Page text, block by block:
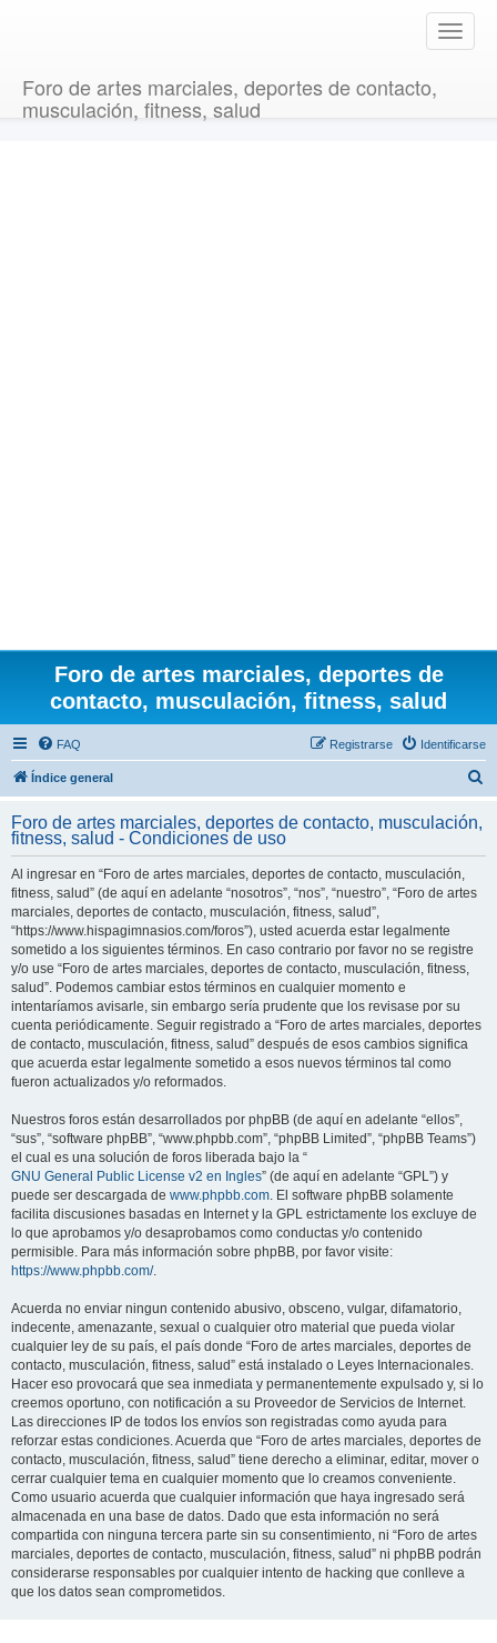
T
o
Foro de artes marciales, deportes de contacto,
musculación, fitness, salud
Foro de artes marciales, deportes de
contacto, musculación, fitness, salud
FAQ Identificarse
Registrarse
Índice general
c
Foro de artes marciales, deportes de contacto, musculación,
fitness, salud - Condiciones de uso
Al ingresar en “Foro de artes marciales, deportes de contacto, musculación,
fitness, salud” (de aquí en adelante “nosotros”, “nos”, “nuestro”, “Foro de artes
marciales, deportes de contacto, musculación, fitness, salud”,
“https://www.hispagimnasios.com/foros”), usted acuerda estar legalmente
sometido a los siguientes términos. En caso contrario por favor no se registre
y/o use “Foro de artes marciales, deportes de contacto, musculación, fitness,
salud”. Podemos cambiar estos términos en cualquier momento e
intentaríamos avisarle, sin embargo sería prudente que los revisase por su
cuenta periódicamente. Seguir registrado a “Foro de artes marciales, deportes
de contacto, musculación, fitness, salud” después de esos cambios significa
que acuerda estar legalmente sometido a esos nuevos términos tal como
fueron actualizados y/o reformados.
Nuestros foros están desarrollados por phpBB (de aquí en adelante “ellos”,
“sus”, “software phpBB”, “www.phpbb.com”, “phpBB Limited”, “phpBB Teams”)
el cual es una solución de foros liberada bajo la “
GNU General Public License v2 en Ingles” (de aquí en adelante “GPL”) y
puede ser descargada de www.phpbb.com. El software phpBB solamente
facilita discusiones basadas en Internet y la GPL estrictamente los excluye de
lo que aprobamos y/o desaprobamos como conductas y/o contenido
permisible. Para más información sobre phpBB, por favor visite:
https://www.phpbb.com/.
Acuerda no enviar ningun contenido abusivo, obsceno, vulgar, difamatorio,
indecente, amenazante, sexual o cualquier otro material que pueda violar
cualquier ley de su país, el país donde “Foro de artes marciales, deportes de
contacto, musculación, fitness, salud” está instalado o Leyes Internacionales.
Hacer eso provocará que sea inmediata y permanentemente expulsado y, si lo
creemos oportuno, con notificación a su Proveedor de Servicios de Internet.
Las direcciones IP de todos los envíos son registradas como ayuda para
reforzar estas condiciones. Acuerda que “Foro de artes marciales, deportes de
contacto, musculación, fitness, salud” tiene derecho a eliminar, editar, mover o
cerrar cualquier tema en cualquier momento que lo creamos conveniente.
Como usuario acuerda que cualquier información que haya ingresado será
almacenada en una base de datos. Dado que esta información no será
compartida con ninguna tercera parte sin su consentimiento, ni “Foro de artes
marciales, deportes de contacto, musculación, fitness, salud” ni phpBB podrán
considerarse responsables por cualquier intento de hacking que conlleve a
que los datos sean comprometidos.